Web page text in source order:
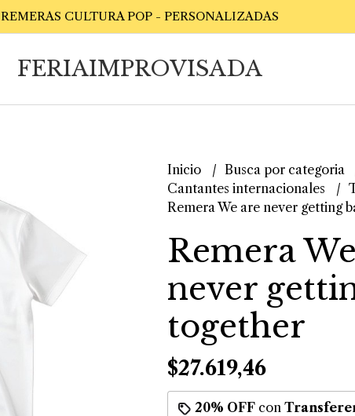
REMERAS CULTURA POP - PERSONALIZADAS
FERIAIMPROVISADA
Inicio
Busca por categoria
Cantantes internacionales
Remera We are never getting
Remera
never
together
$27.619,46
20% OFF con